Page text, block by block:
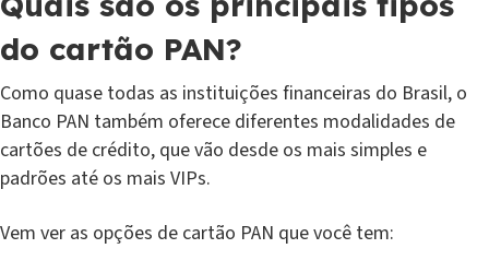
do cartão PAN?
Como quase todas as instituições financeiras do Brasil, o
Banco PAN também oferece diferentes modalidades de
cartões de crédito, que vão desde os mais simples e
padrões até os mais VIPs.
Vem ver as opções de cartão PAN que você tem: